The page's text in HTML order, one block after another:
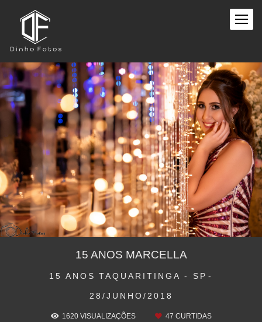
15 ANOS TAQUARITINGA - SP
28/JUNHO/2018
15 ANOS MARCELLA
1620VISUALIZAÇÕES 47 CURTIDAS